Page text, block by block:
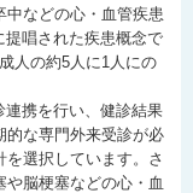
中などの心・血管疾患
提唱された疾患概念で
人の約5人に1人にの
連携を行い、健診結果
的な専門外来受診が必
選択しています。さ
や脳梗塞などの心・血